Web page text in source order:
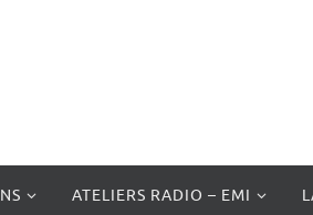
ATELIERS RADIO – EMI